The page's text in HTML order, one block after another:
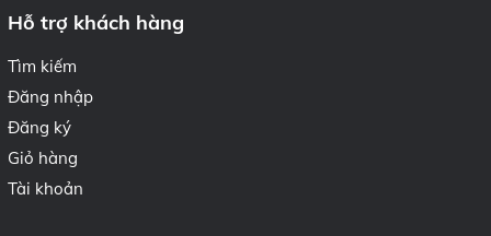
Hỗ trợ khách hàng
Tìm kiếm
Đăng nhập
Đăng ký
Giỏ hàng
Tài khoản